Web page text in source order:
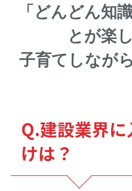
「どんどん知
とが楽
子育てしなが
Q.建設業界
けは？